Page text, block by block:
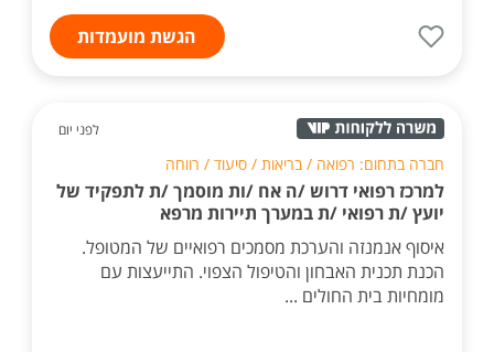
הגשת מועמדות
לפני יום
חברה בתחום: רפואה / בריאות / סיעוד / רווחה
למרכז רפואי דרוש /ה אח /ות מוסמך /ת לתפקיד של
יועץ /ת רפואי /ת במערך תיירות מרפא
איסוף אנמנזה והערכת מסמכים רפואיים של המטופל.
הכנת תכנית האבחון והטיפול הצפוי. התייעצות עם
מומחיות בית החולים ...